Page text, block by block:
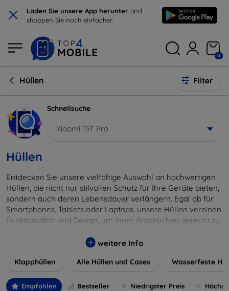
× Laden Sie unsere App herunter und
shoppen Sie noch einfacher.
0
Hüllen Filter
Schnellsuche
Xiaomi 15T Pro
Hüllen
Entdecken Sie unsere vielfältige Auswahl an hochwertigen
Hüllen, die nicht nur stilvollen Schutz für Ihre Geräte bieten,
sondern auch deren Lebensdauer verlängern. Egal ob für
Smartphones, Tablets oder Laptops, unsere Hüllen vereinen
Funktionalität und Design, um Ihren Ansprüchen gerecht zu
Farben, um Ihren persönlichen Stil perfekt zu
weitere Info
Klapphüllen Alle Hüllen und Cases Wasserfeste
Empfohlen Bestseller Niedrigster Preis